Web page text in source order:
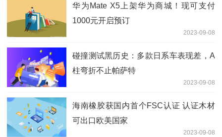
华为Mate X5上架华为商城！现可支付
1000元开启预订
2023-09-08
碰撞测试黑历史：多款日系车表现差，A
柱弯折不止帕萨特
2023-09-08
海南橡胶获国内首个FSC认证 认证木材
可出口欧美国家
2023-09-08